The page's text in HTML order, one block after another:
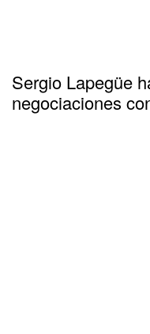
Sergio Lapegüe
negociaciones